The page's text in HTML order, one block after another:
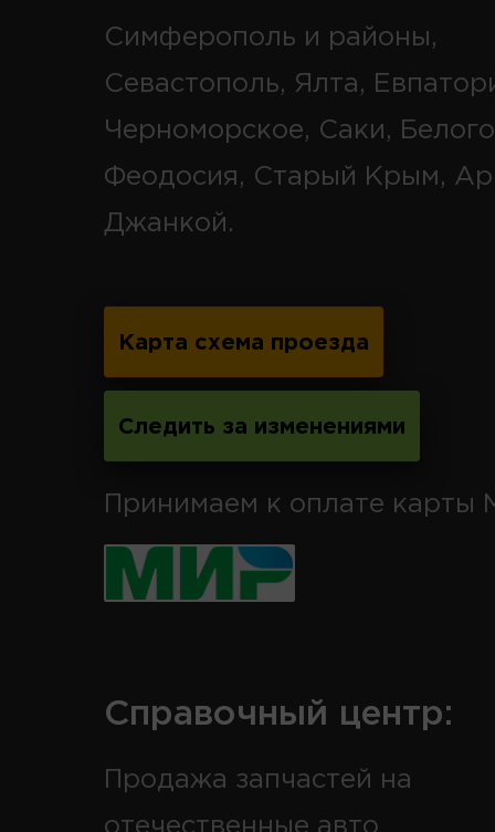
Симферополь и районы,
Севастополь, Ялта,
Черноморское, Саки,
Феодосия, Старый Крым,
Джанкой.
Карта схема проезда
Следить за изменениями
Принимаем к оплате карты
Справочный центр:
Продажа запчастей на
отечественные авто